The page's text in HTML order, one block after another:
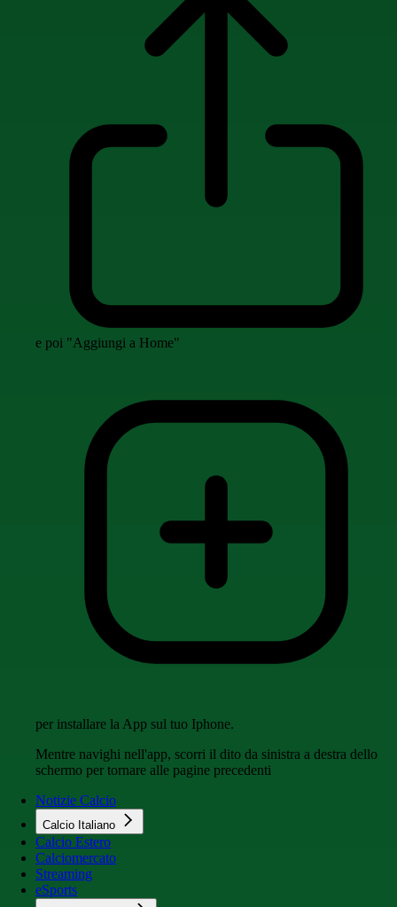
e poi "Aggiungi a Home"
per installare la App sul tuo Iphone.
Mentre navighi nell'app, scorri il dito da sinistra a destra dello
schermo per tornare alle pagine precedenti
Notizie Calcio
Calcio Italiano
Calcio Estero
Calciomercato
Streaming
eSports